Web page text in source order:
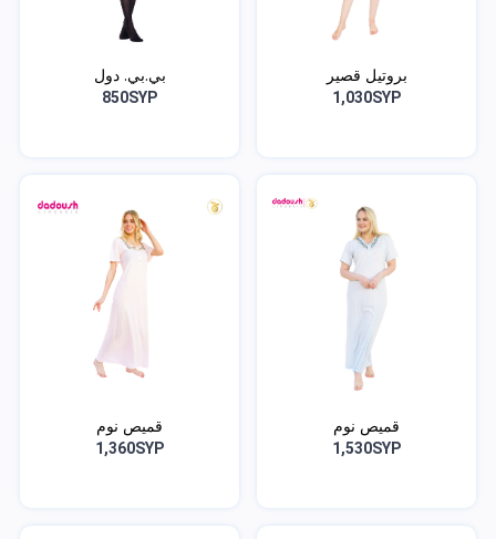
بروتيل قصير
1,030SYP
بي.بي. دول
850SYP
قميص نوم
1,530SYP
قميص نوم
1,360SYP